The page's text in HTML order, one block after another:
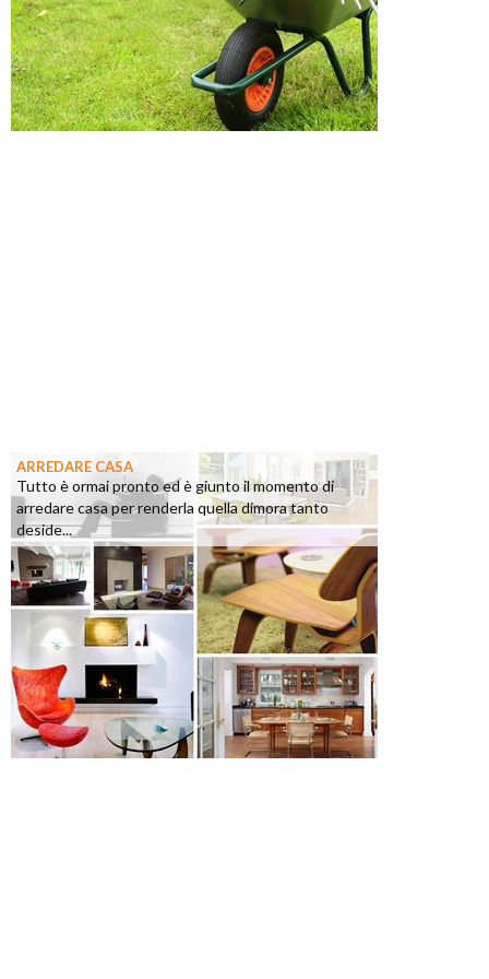
ARREDARE CASA
Tutto è ormai pronto ed è giunto il momento di
arredare casa per renderla quella dimora tanto
deside...